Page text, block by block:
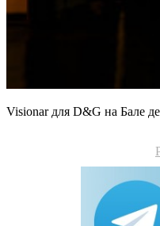
Visionar для D&G на Бале